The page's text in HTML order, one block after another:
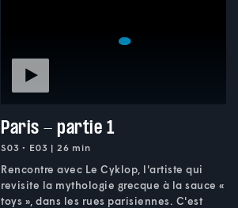
Paris - partie 1
S03 • E03 | 26 min
Rencontre avec Le Cyklop, l'artiste qui
revisite la mythologie grecque à la sauce «
toys », dans les rues parisiennes. C'est